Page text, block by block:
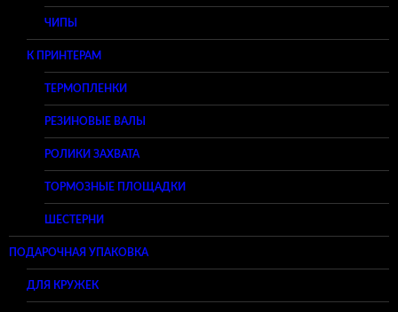
ЧИПЫ
К ПРИНТЕРАМ
ТЕРМОПЛЕНКИ
РЕЗИНОВЫЕ ВАЛЫ
РОЛИКИ ЗАХВАТА
ТОРМОЗНЫЕ ПЛОЩАДКИ
ШЕСТЕРНИ
ПОДАРОЧНАЯ УПАКОВКА
ДЛЯ КРУЖЕК